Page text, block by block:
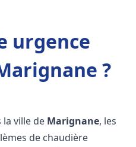
urgence
?
la ville de Marignane, les
de chaudière